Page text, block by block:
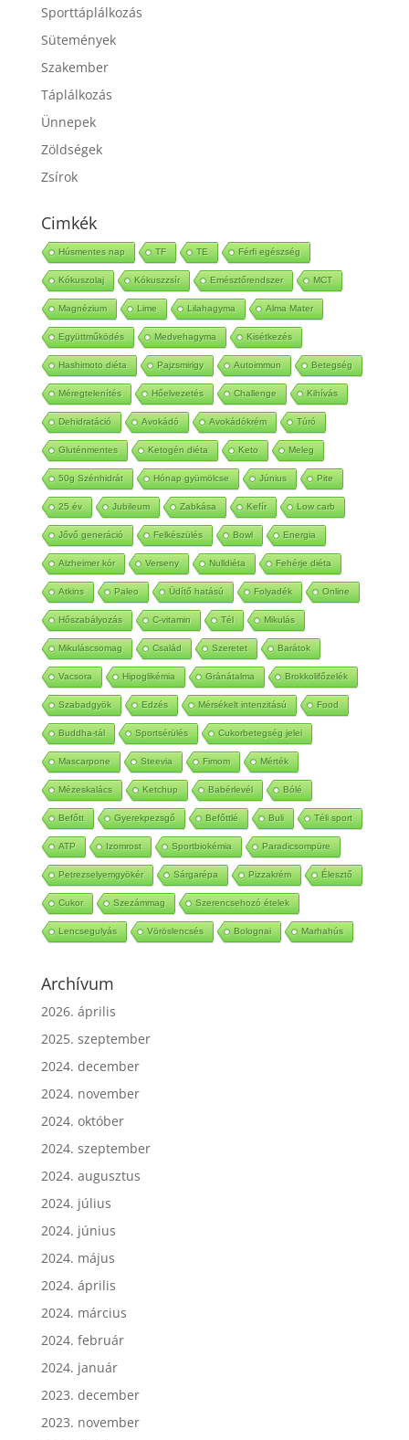
Sporttáplálkozás
Sütemények
Szakember
Táplálkozás
Ünnepek
Zöldségek
Zsírok
Cimkék
Húsmentes nap TF TE Férfi egészség
Kókuszolaj Kókuszzsír Emésztőrendszer MCT
Magnézium Lime Lilahagyma Alma Mater
Együttműködés Medvehagyma Kisétkezés
Hashimoto diéta Pajzsmirigy Autoimmun Betegség
Méregtelenítés Hőelvezetés Challenge Kihívás
Dehidratáció Avokádó Avokádókrém Túró
Gluténmentes Ketogén diéta Keto Meleg
50g Szénhidrát Hónap gyümölcse Június Pite
25 év Jubileum Zabkása Kefír Low carb
Jővő generáció Felkészülés Bowl Energia
Alzheimer kór Verseny Nulldiéta Fehérje diéta
Atkins Paleo Üdítő hatású Folyadék Online
Hőszabályozás C-vitamin Tél Mikulás
Mikuláscsomag Család Szeretet Barátok
Vacsora Hipoglikémia Gránátalma Brokkolifőzelék
Szabadgyök Edzés Mérsékelt intenzitású Food
Buddha-tál Sportsérülés Cukorbetegség jelei
Mascarpone Steevia Fimom Mérték
Mézeskalács Ketchup Babérlevél Bólé
Befőtt Gyerekpezsgő Befőttlé Buli Téli sport
ATP Izomrost Sportbiokémia Paradicsompüre
Petrezselyemgyökér Sárgarépa Pizzakrém Élesztő
Cukor Szezámmag Szerencsehozó ételek
Lencsegulyás Vöröslencsés Bolognai Marhahús
Archívum
2026. április
2025. szeptember
2024. december
2024. november
2024. október
2024. szeptember
2024. augusztus
2024. július
2024. június
2024. május
2024. április
2024. március
2024. február
2024. január
2023. december
2023. november